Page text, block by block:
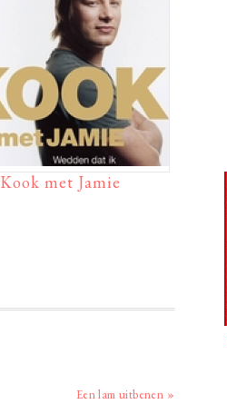
Kook met Jamie
Volgend
Een lam uitbenen »